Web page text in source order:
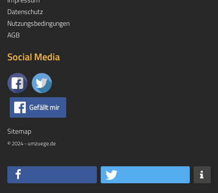
Datenschutz
Nutzungsbedingungen
AGB
Social Media
Gefällt mir
Sitemap
© 2024 - umzuege.de